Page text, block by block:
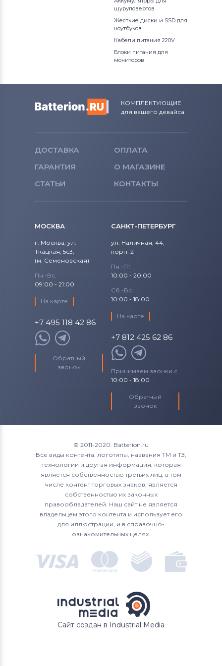
шуруповертов
Жесткие диски и SSD для
ноутбуков
Кабели питания 220V
Блоки питания для
мониторов
КОМПЛЕКТУЮЩИЕ
для вашего девайса
ДОСТАВКА
ОПЛАТА
ГАРАНТИЯ
О МАГАЗИНЕ
СТАТЬИ
КОНТАКТЫ
МОСКВА
г. Москва, ул.
Ткацкая, 5с3,
(м. Семеновская)
Пн.-Вс.
09:00 - 21:00
На карте
+7 495 118 42 86
Обратный
звонок
САНКТ-ПЕТЕРБУРГ
ул. Наличная, 44,
корп. 2
Пн.-Пт.
10:00 - 20:00
Сб.-Вс.
10:00 - 18:00
На карте
+7 812 425 62 86
Принимаем звонки с
10:00 - 18:00
Обратный
звонок
© 2011-2020. Batterion.ru
Все виды контента: логотипы, названия ТМ и ТЗ,
технологии и другая информация, которая
является собственностью третьих лиц, в том
числе контент торговых знаков, является
собственностью их законных
правообладателей. Наш сайт не является
владельцем этого контента и использует его
для иллюстрации, и в справочно-
ознакомительных целях.
Сайт создан в Industrial Media